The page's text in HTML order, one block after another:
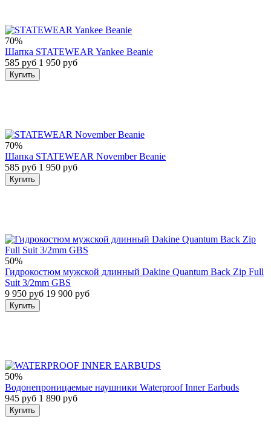
70%
Шапка STATEWEAR Yankee Beanie
585 руб 1 950 руб
Купить
70%
Шапка STATEWEAR November Beanie
585 руб 1 950 руб
Купить
50%
Гидрокостюм мужской длинный Dakine Quantum Back Zip Full
Suit 3/2mm GBS
9 950 руб 19 900 руб
Купить
50%
Водонепроницаемые наушники Waterproof Inner Earbuds
945 руб 1 890 руб
Купить